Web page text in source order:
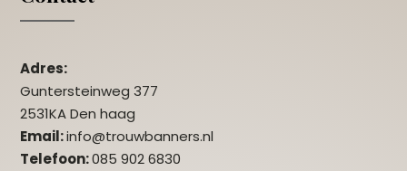
Adres:
Guntersteinweg 377
2531KA Den haag
Email:info@trouwbanners.nl
Telefoon:085 902 6830